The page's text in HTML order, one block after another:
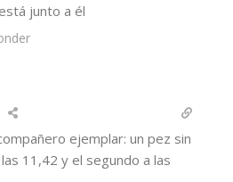
junto a él
ejemplar: un pez sin
11,42 y el segundo a las